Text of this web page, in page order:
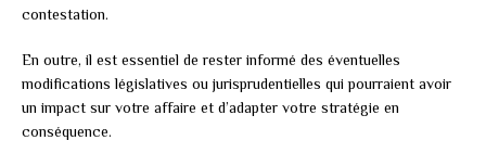
contestation.
En outre, il est essentiel de rester informé des éventuelles
modifications législatives ou jurisprudentielles qui pourraient avoir
un impact sur votre affaire et d’adapter votre stratégie en
conséquence.